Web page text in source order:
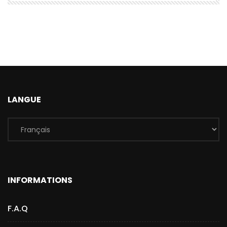
LANGUE
INFORMATIONS
F.A.Q